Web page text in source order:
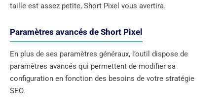
taille est assez petite, Short Pixel vous avertira.
Paramètres avancés de Short Pixel
En plus de ses paramètres généraux, l’outil dispose de
paramètres avancés qui permettent de modifier sa
configuration en fonction des besoins de votre stratégie
SEO.